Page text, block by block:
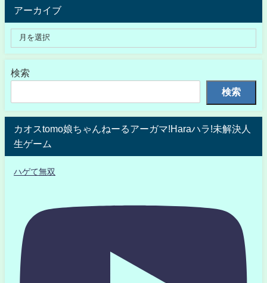
アーカイブ
検索
検索
カオスtomo娘ちゃんねーるアーガマ!Haraハラ!未解決人
生ゲーム
ハゲて無双